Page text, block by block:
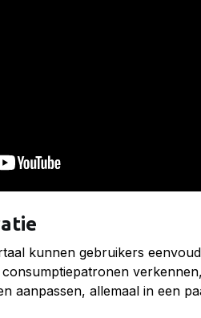
kunnen gebruikers
aanpassen, allemaal in een